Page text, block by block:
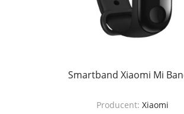
Smartband Xiaomi Mi
Producent: Xiaomi